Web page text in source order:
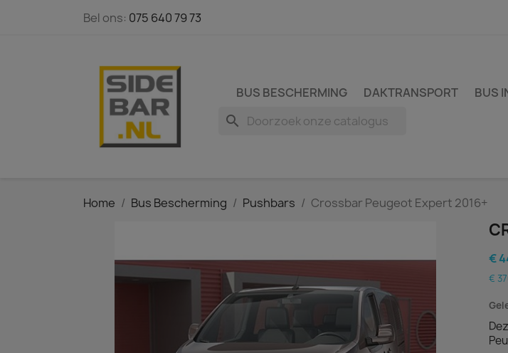
Bel ons: 075 640 79 73
BUS BESCHERMING DAKTRANSPORT BUS
search
Home Bus Bescherming Pushbars Crossbar Peugeot Expert 2016+
€
€